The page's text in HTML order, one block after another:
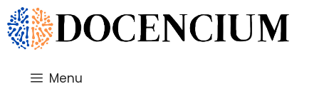
Saltar
al
contenido
Menu